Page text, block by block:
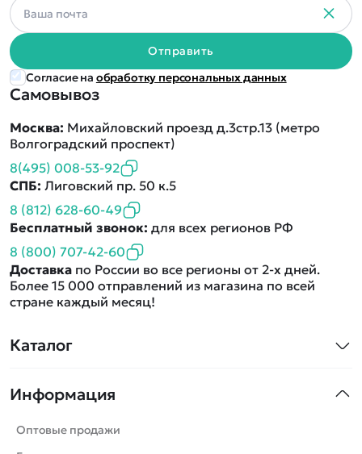
Каталог
Машинки
Танки
Информация
Оптовые продажи
Самовывоз
Москва: Михайловский проезд д.3стр.13 (метро
Волгоградский проспект)
8(495) 008-53-92
СПБ: Лиговский пр. 50 к.5
8 (812) 628-60-49
Бесплатный звонок: для всех регионов РФ
8 (800) 707-42-60
Доставка по России во все регионы от 2-х дней.
Более 15 000 отправлений из магазина по всей
стране каждый месяц!
Отправить
Согласие на обработку персональных данных